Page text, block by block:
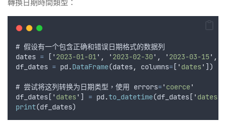
轉換日期時間類型：
# 假设有一个包含正确和错误日期格式的数据列
dates = [ ' 2023-01-01' , ' 2023-02-30' , ' 2023-03-15' ,
df_dates = pd .DataFrame(dates, columns= [ ' dates' ])
# 尝试将这列转换为日期类型 ， 使用 errors=' coerce'
df_dates [ ' dates' ] = pd .to_datetime(df_dates [ ' dates
print(df_dates)